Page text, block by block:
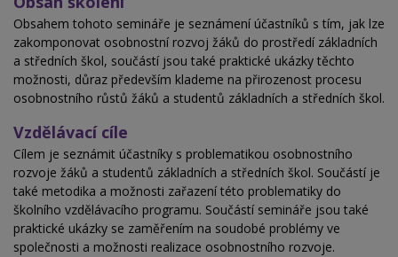
Obsahem tohoto semináře je seznámení účastníků s tím, jak lze
zakomponovat osobnostní rozvoj žáků do prostředí základních
a středních škol, součástí jsou také praktické ukázky těchto
možnosti, důraz především klademe na přirozenost procesu
osobnostního růstů žáků a studentů základních a středních škol.
Vzdělávací cíle
Cílem je seznámit účastníky s problematikou osobnostního
rozvoje žáků a studentů základních a středních škol. Součástí je
také metodika a možnosti zařazení této problematiky do
školního vzdělávacího programu. Součástí semináře jsou také
praktické ukázky se zaměřením na soudobé problémy ve
společnosti a možnosti realizace osobnostního rozvoje.